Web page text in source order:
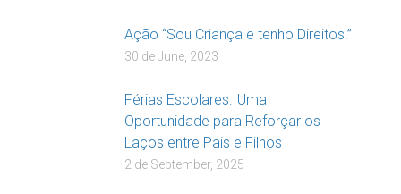
Ação “Sou Criança e tenho Direitos!”
30 de June, 2023
Férias Escolares: Uma
Oportunidade para Reforçar os
Laços entre Pais e Filhos
2 de September, 2025